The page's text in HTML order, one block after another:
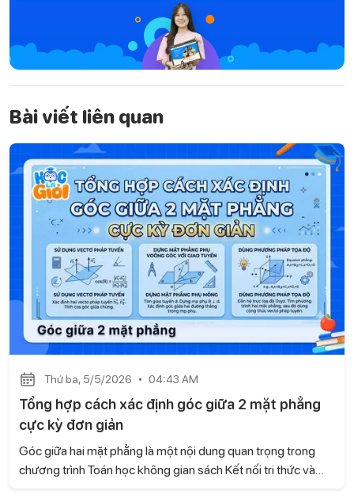
Bài viết liên quan
Thứ ba, 5/5/2026 04:43 AM
Tổng hợp cách xác định góc giữa 2 mặt phẳng
cực kỳ đơn giản
Góc giữa hai mặt phẳng là một nội dung quan trọng trong
chương trình Toán học không gian sách Kết nối tri thức và